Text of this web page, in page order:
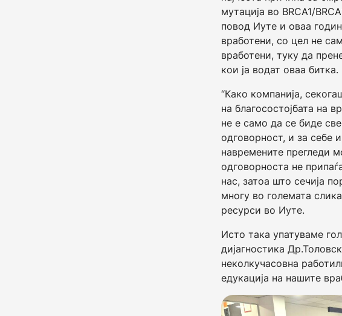
мутација во BRCA1/
повод Иуте и оваа
вработени, со цел не
вработени, туку да
кои ја водат оваа битка.
“Како компанија,
на благосостојбата на
не е само да се биде
одговорност, и за себе
навремените прегледи
одговорноста не
нас, затоа што сечија
многу во големата
ресурси во Иуте.
Исто така упатуваме
дијагностика
неколкучасовна
едукација на нашите